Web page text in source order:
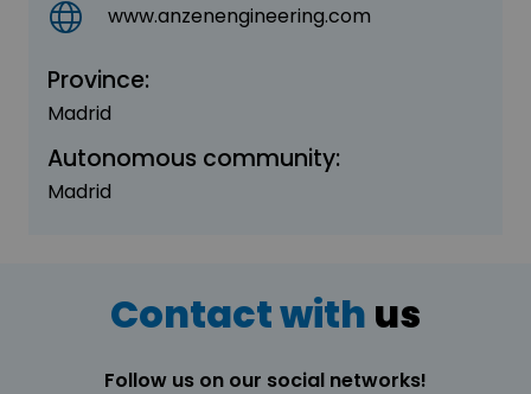
www.anzenengineering.com
Province:
Madrid
Autonomous community:
Madrid
Contact with us
Follow us on our social networks!